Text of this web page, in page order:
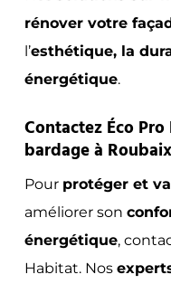
rénover votre
l’esthétique, la
énergétique.
Contactez Éco
bardage à Roubaix
Pour protéger et
améliorer son
énergétique,
Habitat. Nos